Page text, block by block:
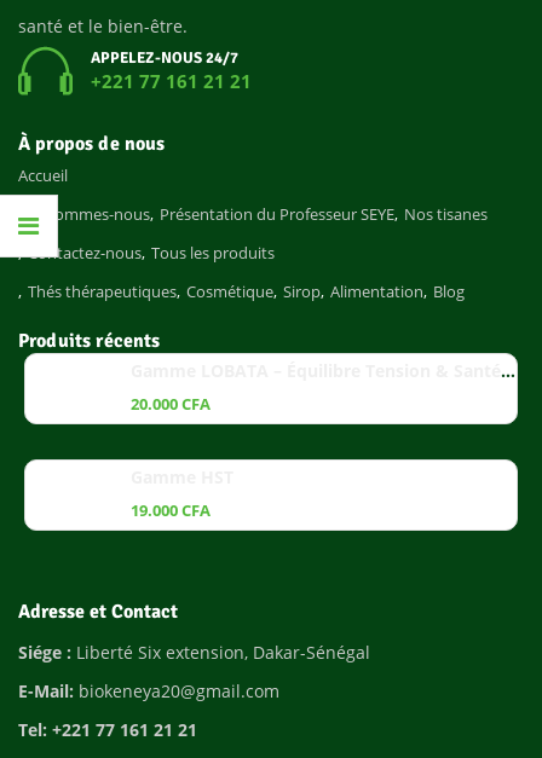
santé et le bien-être.
APPELEZ-NOUS 24/7
+221 77 161 21 21
À propos de nous
Accueil
Qui sommes-nous Présentation du Professeur SEYE Nos tisanes
Contactez-nous Tous les produits
Thés thérapeutiques Cosmétique Sirop Alimentation Blog
Produits récents
Gamme LOBATA – Équilibre Tension & Santé Cardiaque
20.000CFA
19.000CFA
Adresse et Contact
Siége : Liberté Six extension, Dakar-Sénégal
E-Mail: biokeneya20@gmail.com
Tel: +221 77 161 21 21